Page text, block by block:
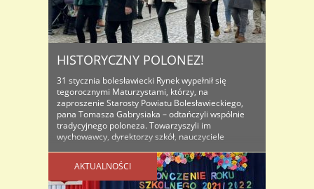
HISTORYCZNY POLONEZ!
31 stycznia bolesławiecki Rynek wypełnił się
tegorocznymi Maturzystami, którzy, na
zaproszenie Starosty Powiatu Bolesławieckiego,
pana Tomasza Gabrysiaka – odtańczyli wspólnie
tradycyjnego poloneza. Towarzyszyli im
wychowawcy, dyrektorzy szkół, nauczyciele
Starosta w parze z Zuzanną Dzięgiel, tuż za nimi
pan Mariusz Mendocha, zastępca naczelnika
Wydziału Edukacji w parze z Pauliną Horochowską.
AKTUALNOŚCI